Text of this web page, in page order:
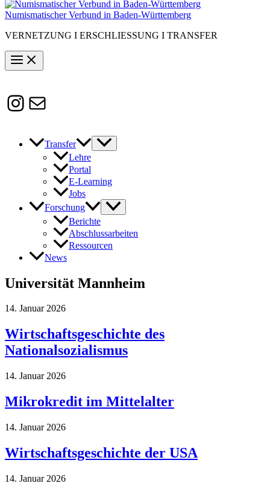
Numismatischer Verbund in Baden-Württemberg
VERNETZUNG I ERSCHLIESSUNG I TRANSFER
Instagram
Susanne.Boerner@zaw.uni-
heidelberg.de
Transfer
Lehre
Portal
E-Learning
Jobs
Forschung
Berichte
Abschlussarbeiten
Ressourcen
News
Universität Mannheim
14. Januar 2026
Wirtschaftsgeschichte des
Nationalsozialismus
14. Januar 2026
Mikrokredit im Mittelalter
14. Januar 2026
Wirtschaftsgeschichte der USA
14. Januar 2026